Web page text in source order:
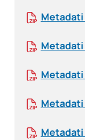
Metadati
Metadati
Metadati